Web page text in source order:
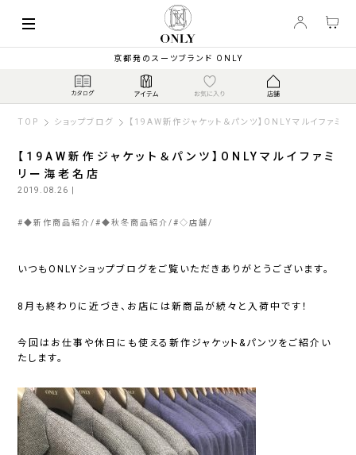
京都発のスーツブランド ONLY
TOP ショップブログ 【19AW新作ジャケット＆パンツ】ONLYマルイファミ
【19AW新作ジャケット＆パンツ】ONLYマルイファミ
リー海老名店
2019.08.26 |
#◆新作商品紹介 #◆秋冬商品紹介 #◇店舗
いつもONLYショップブログをご覧いただきありがとうございます。
8月も終わりに近づき、お店には新商品が続々と入荷中です！
今回はお仕事や休日にも使える新作ジャケット&パンツをご紹介い
たします。